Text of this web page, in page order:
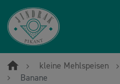
kleine Mehlspeisen
Banane